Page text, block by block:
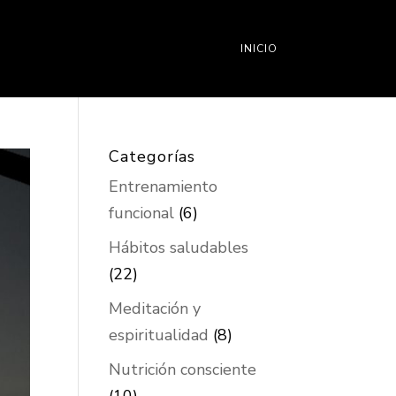
INICIO
Categorías
Entrenamiento
funcional(6)
Hábitos saludables
(22)
Meditación y
espiritualidad (8)
Nutrición consciente